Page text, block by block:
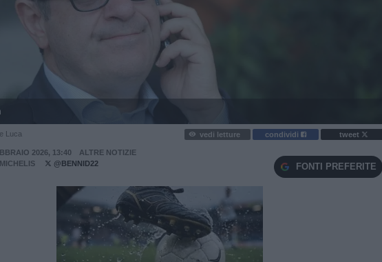
Luca vedi letture condividi tweet
2026, 13:40
ALTRE NOTIZIE
@BENNID22 FONTI PREFERITE